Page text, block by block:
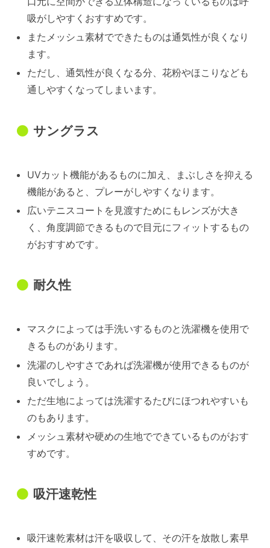
吸がしやすくおすすめです。
またメッシュ素材でできたものは通気性が良くなり
ます。
ただし、通気性が良くなる分、花粉やほこりなども
通しやすくなってしまいます。
サングラス
UVカット機能があるものに加え、まぶしさを抑える
機能があると、プレーがしやすくなります。
広いテニスコートを見渡すためにもレンズが大き
く、角度調節できるもので目元にフィットするもの
がおすすめです。
耐久性
マスクによっては手洗いするものと洗濯機を使用で
きるものがあります。
洗濯のしやすさであれば洗濯機が使用できるものが
良いでしょう。
ただ生地によっては洗濯するたびにほつれやすいも
のもあります。
メッシュ素材や硬めの生地でできているものがおす
すめです。
吸汗速乾性
吸汗速乾素材は汗を吸収して、その汗を放散し素早